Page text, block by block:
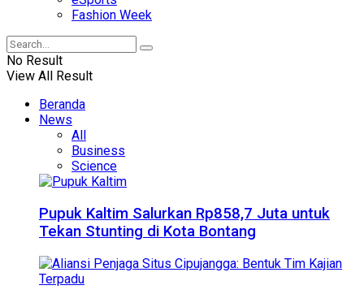
Fashion Week
No Result
View All Result
Beranda
News
All
Business
Science
Pupuk Kaltim Salurkan Rp858,7 Juta untuk
Tekan Stunting di Kota Bontang